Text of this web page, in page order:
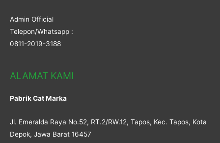
Admin Official
Telepon/Whatsapp :
0811-2019-3188
ALAMAT KAMI
Pabrik Cat Marka
Jl. Emeralda Raya No.52, RT.2/RW.12, Tapos, Kec. Tapos, Kota
Depok, Jawa Barat 16457